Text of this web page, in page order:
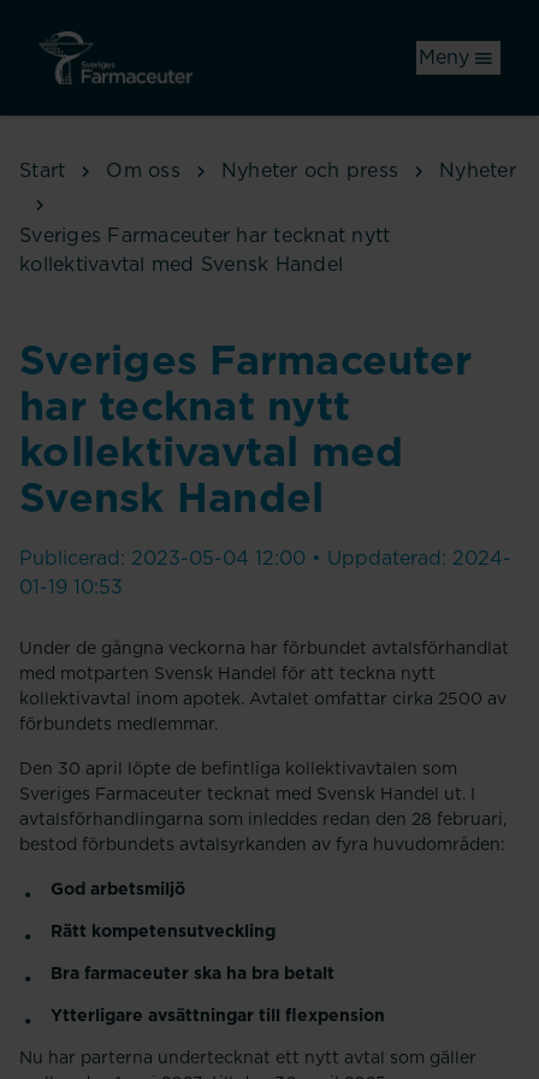
Meny
Start Om oss Nyheter och press Nyheter
Sveriges Farmaceuter har tecknat nytt
kollektivavtal med Svensk Handel
Sveriges Farmaceuter
har tecknat nytt
kollektivavtal med
Svensk Handel
Publicerad: 2023-05-04 12:00 • Uppdaterad: 2024-
01-19 10:53
Under de gångna veckorna har förbundet avtalsförhandlat
med motparten Svensk Handel för att teckna nytt
kollektivavtal inom apotek. Avtalet omfattar cirka 2500 av
förbundets medlemmar.
Den 30 april löpte de befintliga kolle­­­ktivavtalen som
Sveriges Farmaceuter tecknat med Svensk Handel ut. I
avtalsförhandlingarna som inleddes redan den 28 februari,
bestod förbundets avtalsyrkanden av fyra huvudområden:
God arbetsmiljö
Rätt kompetensutveckling
Bra farmaceuter ska ha bra betalt
Ytterligare avsättningar till flexpension
Nu har parterna undertecknat ett nytt avtal som gäller